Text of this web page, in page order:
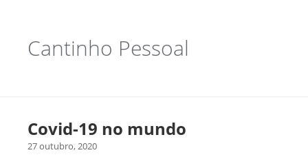
Cantinho Pessoal
Covid-19 no mundo
27 outubro, 2020